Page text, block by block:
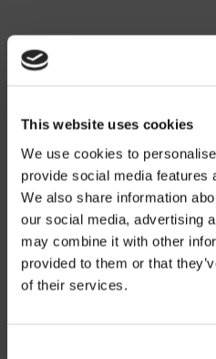
This website uses cookies
We use cookies to
provide social media features
We also share information
our social media, advertising
may combine it with other
provided to them or that
of their services.
INFORMATIONS
INFORMATIONS